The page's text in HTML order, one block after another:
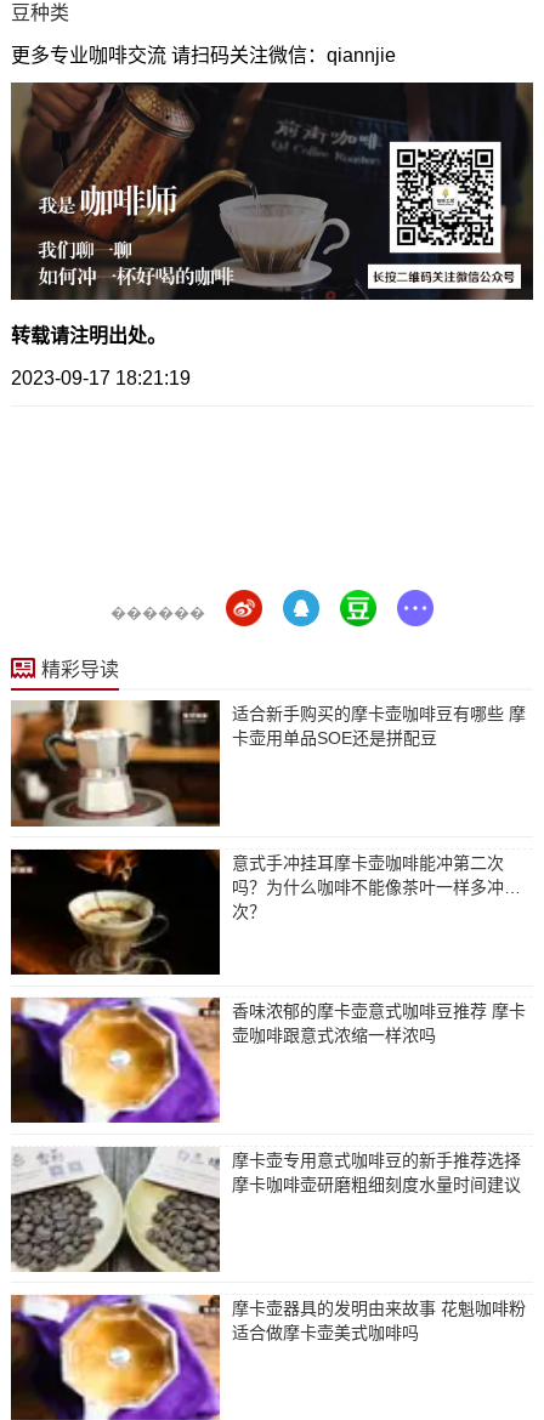
豆种类
更多专业咖啡交流 请扫码关注微信：qiannjie
转载请注明出处。
2023-09-17 18:21:19
������
精彩导读
适合新手购买的摩卡壶咖啡豆有哪些 摩
卡壶用单品SOE还是拼配豆
意式手冲挂耳摩卡壶咖啡能冲第二次
吗？为什么咖啡不能像茶叶一样多冲几
次？
香味浓郁的摩卡壶意式咖啡豆推荐 摩卡
壶咖啡跟意式浓缩一样浓吗
摩卡壶专用意式咖啡豆的新手推荐选择
摩卡咖啡壶研磨粗细刻度水量时间建议
摩卡壶器具的发明由来故事 花魁咖啡粉
适合做摩卡壶美式咖啡吗